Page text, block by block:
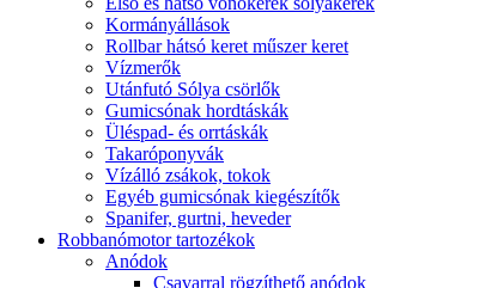
Kormányállások
Rollbar hátsó keret műszer keret
Vízmerők
Utánfutó Sólya csörlők
Gumicsónak hordtáskák
Üléspad- és orrtáskák
Takaróponyvák
Vízálló zsákok, tokok
Egyéb gumicsónak kiegészítők
Spanifer, gurtni, heveder
Robbanómotor tartozékok
Anódok
Csavarral rögzíthető anódok